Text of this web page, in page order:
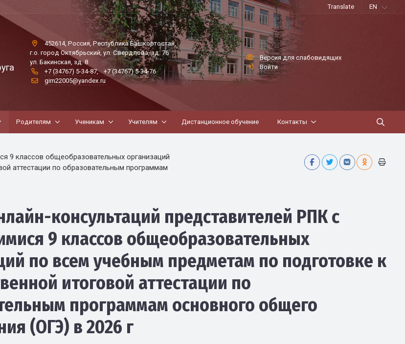
Translate EN
452614, Россия, Республика Башкортостан,
г.о. город Октябрьский, ул. Свердлова, зд. 76
ул. Бакинская, зд. 8
+7 (34767) 5-34-87,
+7 (34767) 5-34-76
gim22005@yandex.ru
Версия для слабовидящих
Войти
Родителям Ученикам Учителям Дистанционное обучение Контакты
9 классов общеобразовательных организаций
аттестации по образовательным программам
консультаций представителей РПК с
9 классов общеобразовательных
по всем учебным предметам по подготовке к
итоговой аттестации по
программам основного общего
(ОГЭ) в 2026 г